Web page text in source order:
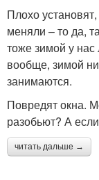
Плохо
меняли – то да,
тоже зимой у
вообще, зимой
занимаются.
Повредят окна.
разобьют? А
читать дальше →